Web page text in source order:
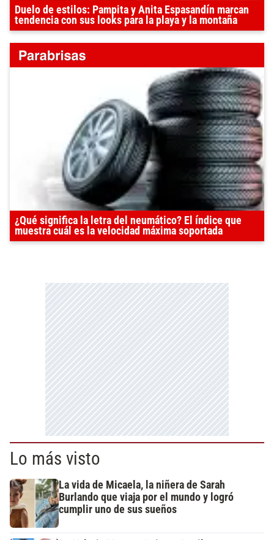
Duelo de estilos: Pampita y Anita Espasandín marcan
tendencia con sus looks para la playa y la montaña
¿Qué significa la letra del neumático? El índice que
muestra cuál es la velocidad máxima soportada
Lo más visto
La vida de Micaela, la niñera de Sarah
Burlando que viaja por el mundo y logró
cumplir uno de sus sueños